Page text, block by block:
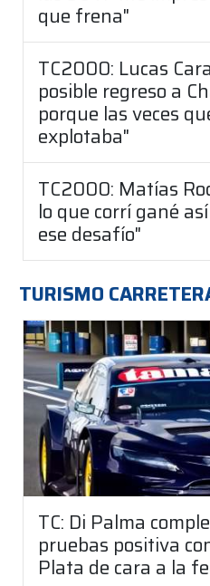
que frena"
TC2000: Lucas
posible regreso a
porque las veces
explotaba"
TC2000: Matías
lo que corrí gané
ese desafío"
TURISMO
TC: Di Palma
pruebas positiva
Plata de cara a la